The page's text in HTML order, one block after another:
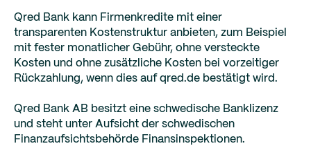
Qred Bank kann Firmenkredite mit einer
transparenten Kostenstruktur anbieten, zum Beispiel
mit fester monatlicher Gebühr, ohne versteckte
Kosten und ohne zusätzliche Kosten bei vorzeitiger
Rückzahlung, wenn dies auf qred.de bestätigt wird.
Qred Bank AB besitzt eine schwedische Banklizenz
und steht unter Aufsicht der schwedischen
Finanzaufsichtsbehörde Finansinspektionen.